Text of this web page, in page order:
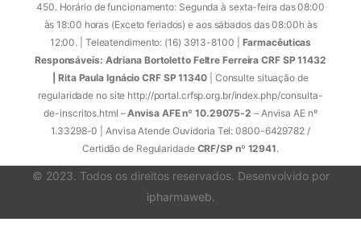
450. Horário de funcionamento: Segunda à sexta-feira das 08:00
às 18:00 horas (Exceto feriados) e aos sábados das 08:00h às
12:00. | Teleatendimento: (16) 3913-8100 | Farmacêuticas
Responsáveis: Adriana Bortoletto Feltre Ferreira CRF SP 11432
| Rita Paula Ignácio CRF SP 11340 | Consulte situação de
regularidade no site http://portal.crfsp.org.br/index.php/consulta-
de-inscritos.html –Anvisa AFE nº 10.29075-2 – Anvisa AE nº
1.33298-0 | Anvisa Atende Ouvidoria Tel: 0800-6429782 /
Certidão de Regularidade CRF/SP nº 12941.
© 2023. Todos os direitos reservados. Desenvolvido por
ipharmaweb.